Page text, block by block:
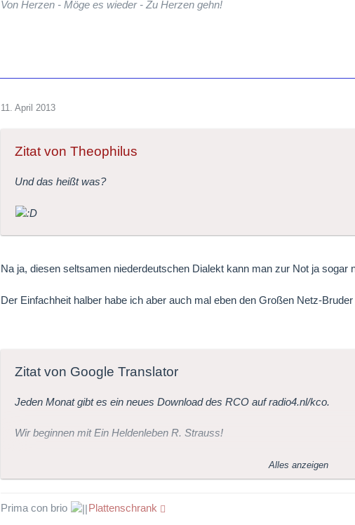
Von Herzen - Möge es wieder - Zu Herzen gehn!
11. April 2013
Zitat von Theophilus
Und das heißt was?
Na ja, diesen seltsamen niederdeutschen Dialekt kann man zur Not ja sogar
Der Einfachheit halber habe ich aber auch mal eben den Großen Netz-
Zitat von Google Translator
Jeden Monat gibt es ein neues Download des RCO auf radio4.nl/kco.
Wir beginnen mit Ein Heldenleben R. Strauss!
Der erste Download, Ein Heldenleben von Richard Strauss, ist ab sofort auf
Royal Concertgebouw Orchestra anlässlich des 125-jährigen Jubiläums
Alles anzeigen
Prima con brio Plattenschrank